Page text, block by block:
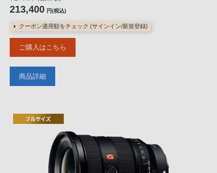
213,400 円(税込)
クーポン適用額をチェック (サインイン/新規登録)
ご購入はこちら
商品詳細